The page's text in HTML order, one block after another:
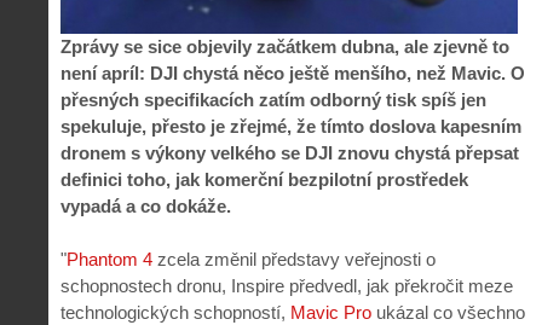
Zprávy se sice objevily začátkem dubna, ale zjevně to
není apríl: DJI chystá něco ještě menšího, než Mavic. O
přesných specifikacích zatím odborný tisk spíš jen
spekuluje, přesto je zřejmé, že tímto doslova kapesním
dronem s výkony velkého se DJI znovu chystá přepsat
definici toho, jak komerční bezpilotní prostředek
vypadá a co dokáže.
"Phantom 4 zcela změnil představy veřejnosti o
schopnostech dronu, Inspire předvedl, jak překročit meze
technologických schopností, Mavic Pro ukázal co všechno